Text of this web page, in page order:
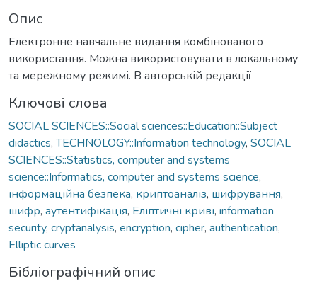
Опис
Електронне навчальне видання комбінованого
використання. Можна використовувати в локальному
та мережному режимі. В авторській редакції
Ключові слова
SOCIAL SCIENCES::Social sciences::Education::Subject
didactics,TECHNOLOGY::Information technology, SOCIAL
SCIENCES::Statistics, computer and systems
science::Informatics, computer and systems science,
інформаційна безпека, криптоаналіз, шифрування,
шифр, аутентифікація, Еліптичні криві, information
security, cryptanalysis, encryption, cipher, authentication,
Elliptic curves
Бібліографічний опис